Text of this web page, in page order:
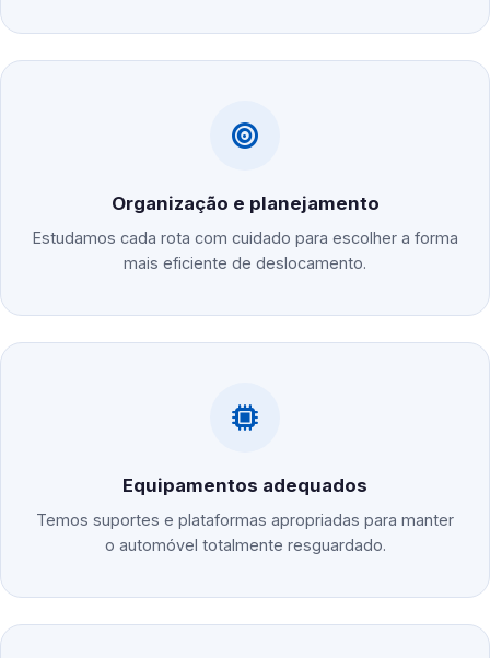
Organização e planejamento
Estudamos cada rota com cuidado para escolher a forma
mais eficiente de deslocamento.
Equipamentos adequados
Temos suportes e plataformas apropriadas para manter
o automóvel totalmente resguardado.